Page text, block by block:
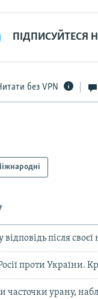
ПІДПИСУЙТЕСЯ
без VPN
відповідь після
проти України.
часточки урану,